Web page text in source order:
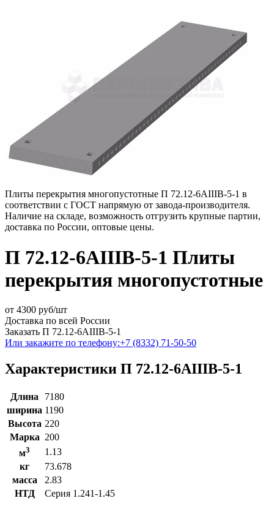
Плиты перекрытия многопустотные П 72.12-6АIIIВ-5-1 в
соответствии с ГОСТ напрямую от завода-производителя.
Наличие на складе, возможность отгрузить крупные партии,
доставка по России, оптовые цены.
П 72.12-6АIIIВ-5-1 Плиты
перекрытия многопустотные
от 4300 руб/шт
Доставка по всей России
Заказать П 72.12-6АIIIВ-5-1
Или закажите по телефону:+7 (8332) 71-50-50
Характеристики П 72.12-6АIIIВ-5-1
Длина
7180
ширина 1190
Высота 220
Марка 200
м3
1.13
кг
73.678
масса
2.83
НТД
Серия 1.241-1.45